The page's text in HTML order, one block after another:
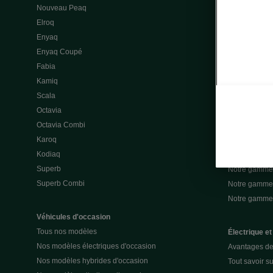
Nouveau Peaq
Elroq
Enyaq
Enyaq Coupé
Fabia
Kamiq
Scala
Octavia
Octavia Combi
Karoq
Kodiaq
Superb
Superb Combi
Véhicules d'occasion
Tous nos modèles
Nos modèles électriques d'occasion
Nos modèles hybrides d'occasion
Offres
Location
Découvrir
Nos offres
Nos offres
Notre
Notre
Notre
Notre
Notre
Notre
Électrique
Avantages
Tout savoir